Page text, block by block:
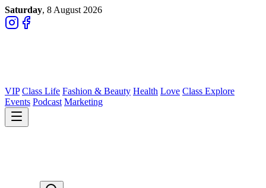
Saturday, 8 August 2026
VIP Class Life Fashion & Beauty Health Love Class Explore
Events Podcast Marketing